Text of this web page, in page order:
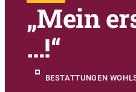
„Mein
…!“
BESTATTUNGEN